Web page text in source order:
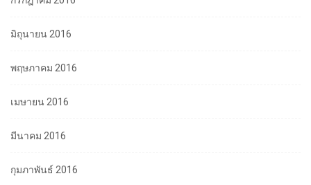
มิถุนายน 2016
พฤษภาคม 2016
เมษายน 2016
มีนาคม 2016
กุมภาพันธ์ 2016